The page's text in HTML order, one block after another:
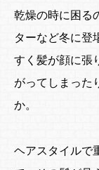
乾燥の時に困る
ターなど冬に登
すく髪が顔に張
がってしまった
か。
ヘアスタイルで